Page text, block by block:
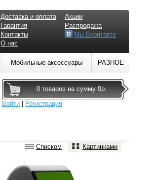
Списком Картинками
Доставка и оплата
Гарантия
Контакты
О нас
Акции
Распродажа
Мы Вконтакте
Мобильные аксессуары РАЗНОЕ
0 товаров на сумму 0р.
Войти
Регистрация